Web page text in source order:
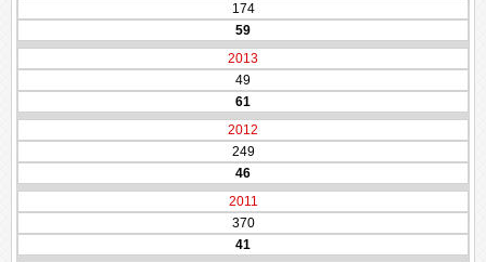
174
59
2013
49
61
2012
249
46
2011
370
41